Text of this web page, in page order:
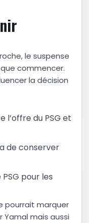
le suspense
commencer.
la décision
l’offre du PSG et
de conserver
pour les
pourrait marquer
mais aussi